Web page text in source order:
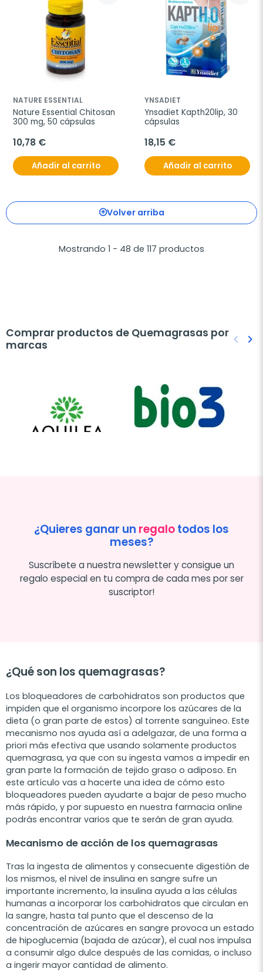
NATURE ESSENTIAL
Nature Essential Chitosan
300 mg, 50 cápsulas
10,78 €
Añadir al carrito
YNSADIET
Ynsadiet Kapth20lip, 30
cápsulas
18,15 €
Añadir al carrito
Volver arriba
Mostrando 1 - 48 de 117 productos
Comprar productos de Quemagrasas por
marcas
keyboard_arrow_left keyboard_arrow_right
¿Quieres ganar un regalotodos los
meses?
Suscríbete a nuestra newsletter y consigue un
regalo especial en tu compra de cada mes por ser
suscriptor!
¿Qué son los quemagrasas?
Los bloqueadores de carbohidratos son productos que
impiden que el organismo incorpore los azúcares de la
dieta (o gran parte de estos) al torrente sanguíneo. Este
mecanismo nos ayuda así a adelgazar, de una forma a
priori más efectiva que usando solamente productos
quemagrasa, ya que con su ingesta vamos a impedir en
gran parte la formación de tejido graso o adiposo. En
este artículo vas a hacerte una idea de cómo esto
bloqueadores pueden ayudarte a bajar de peso mucho
más rápido, y por supuesto en nuestra farmacia online
podrás encontrar varios que te serán de gran ayuda.
Mecanismo de acción de los quemagrasas
Tras la ingesta de alimentos y consecuente digestión de
los mismos, el nivel de insulina en sangre sufre un
importante incremento, la insulina ayuda a las células
humanas a incorporar los carbohidratos que circulan en
la sangre, hasta tal punto que el descenso de la
concentración de azúcares en sangre provoca un estado
de hipoglucemia (bajada de azúcar), el cual nos impulsa
a consumir algo dulce después de las comidas, o incluso
a ingerir mayor cantidad de alimento.